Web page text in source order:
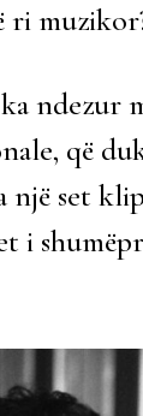
ri
ndezur
që
një set
i